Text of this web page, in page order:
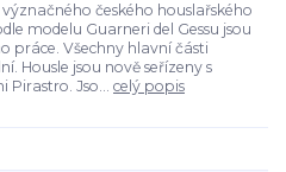
význačného českého houslařského
modelu Guarneri del Gessu jsou
práce. Všechny hlavní části
Housle jsou nově seřízeny s
Jso... celý popis